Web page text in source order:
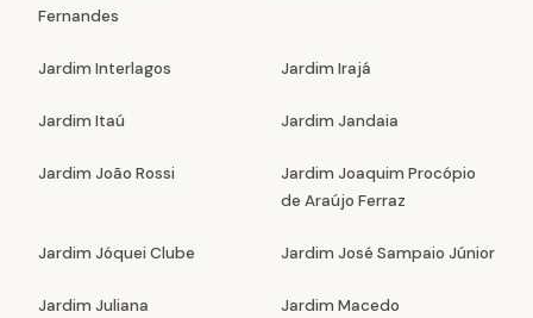
Fernandes
Jardim Interlagos Jardim Irajá
Jardim Itaú Jardim Jandaia
Jardim João Rossi
Jardim Joaquim Procópio
de Araújo Ferraz
Jardim Jóquei Clube Jardim José Sampaio Júnior
Jardim Juliana Jardim Macedo